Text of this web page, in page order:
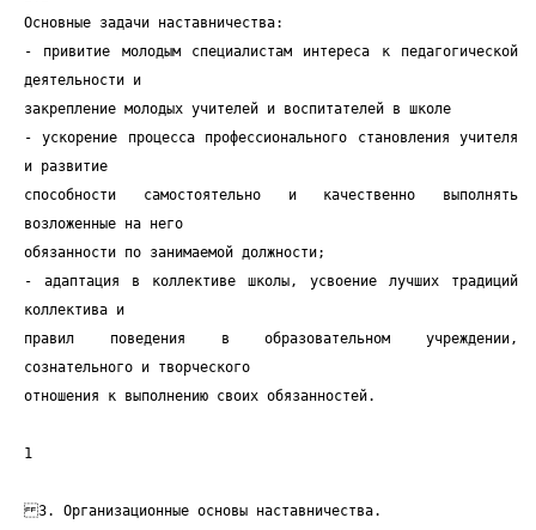
Основные задачи наставничества:
- привитие молодым специалистам интереса к педагогической
деятельности и
закрепление молодых учителей и воспитателей в школе
- ускорение процесса профессионального становления учителя
и развитие
способности самостоятельно и качественно выполнять
возложенные на него
обязанности по занимаемой должности;
- адаптация в коллективе школы, усвоение лучших традиций
коллектива и
правил поведения в образовательном учреждении,
сознательного и творческого
отношения к выполнению своих обязанностей.
1
3. Организационные основы наставничества.